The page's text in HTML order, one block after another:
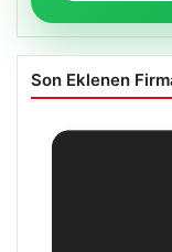
Son Eklenen